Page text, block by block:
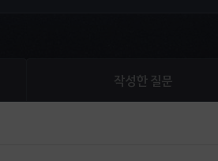
작성한 질문